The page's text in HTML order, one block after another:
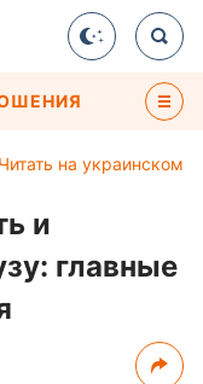
Читать на украинском
и
главные